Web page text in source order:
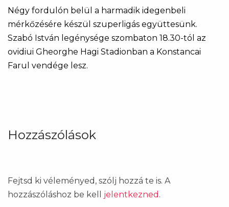
Négy fordulón belül a harmadik idegenbeli
mérkőzésére készül szuperligás együttesünk.
Szabó István legénysége szombaton 18.30-tól az
ovidiui Gheorghe Hagi Stadionban a Konstancai
Farul vendége lesz.
Hozzászólások
Fejtsd ki véleményed, szólj hozzá te is. A
hozzászóláshoz be kell jelentkezned .